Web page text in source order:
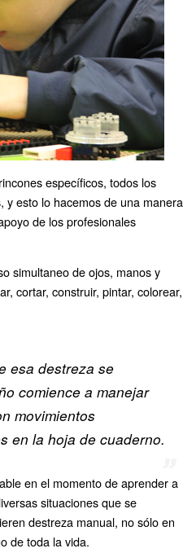
específicos, todos los
y esto lo hacemos de una manera
de los profesionales
simultaneo de ojos, manos y
cortar, construir, pintar, colorear,
esa destreza se
comience a manejar
movimientos
en la hoja de cuaderno.
en el momento de aprender a
situaciones que se
destreza manual, no sólo en
de toda la vida.